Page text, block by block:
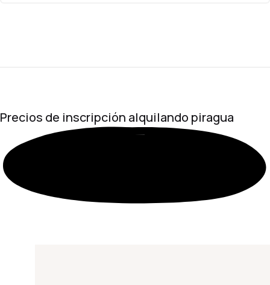
Precios de inscripción alquilando piragua